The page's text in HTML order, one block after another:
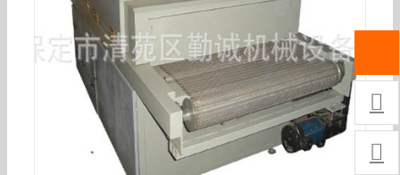

